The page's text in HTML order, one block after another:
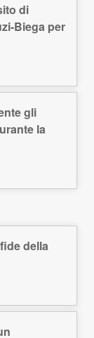
di
Biega per
gli
la
della